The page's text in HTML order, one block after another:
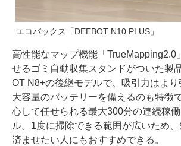
エコバックス「DEEBOT N10 PLUS」
高性能なマップ機能「TrueMapping2.0
せるゴミ自動収集スタンドがついた製
OT N8+の後継モデルで、吸引力はより
大容量のバッテリーを備えるのも特徴
心して任せられる最大300分の連続稼
ル。1度に掃除できる範囲が広いため
済ませたい人にもおすすめできる。